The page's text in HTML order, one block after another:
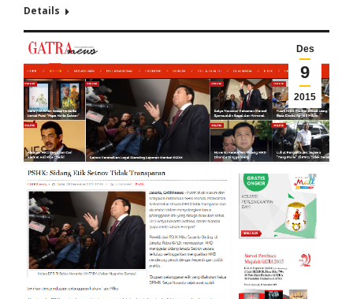
Details
Des
9
2015